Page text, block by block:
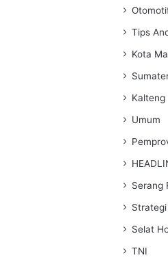
Tips
Kota
Kalteng
Umum
Serang
Selat
TNI